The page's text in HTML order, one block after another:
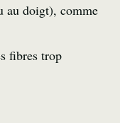
au doigt), comme
fibres trop